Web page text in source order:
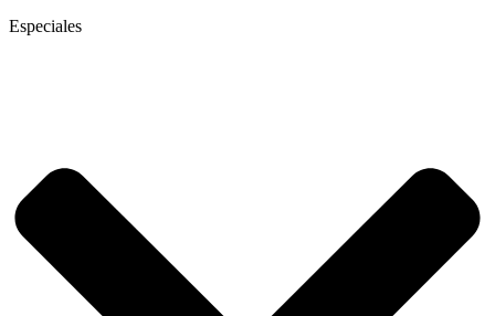
Especiales